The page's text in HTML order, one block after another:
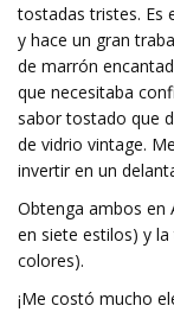
tostadas tristes. Es
y hace un gran
de marrón
que necesitaba
sabor tostado que
de vidrio vintage.
invertir en un
Obtenga ambos en
en siete estilos) y
colores).
¡Me costó mucho